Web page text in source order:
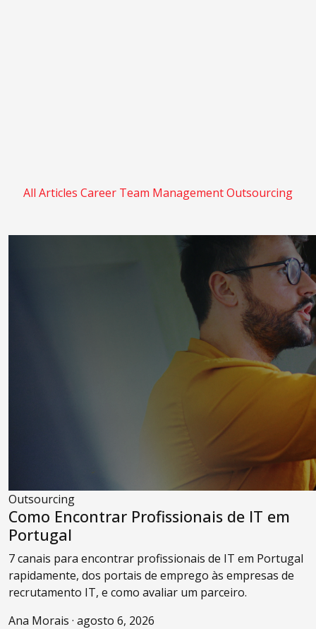
All Articles Career Team ManagementOutsourcing
Outsourcing
Como Encontrar Profissionais de IT em
Portugal
7 canais para encontrar profissionais de IT em Portugal
rapidamente, dos portais de emprego às empresas de
recrutamento IT, e como avaliar um parceiro.
Ana Morais · agosto 6, 2026